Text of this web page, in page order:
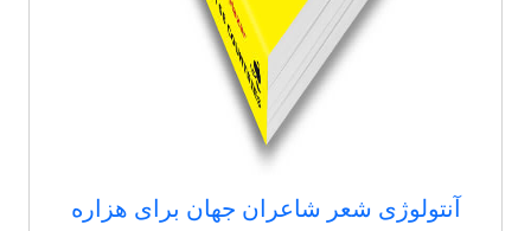
آنتولوژی شعر شاعران جهان برای هزاره